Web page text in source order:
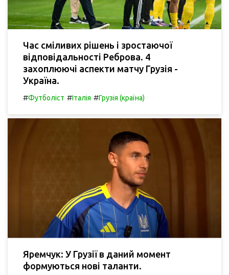
Час сміливих рішень і зростаючої
відповідальності Реброва. 4
захоплюючі аспекти матчу Грузія -
Україна.
#Футболіст #Італія #Грузія (країна)
Яремчук: У Грузії в даний момент
формуються нові таланти.